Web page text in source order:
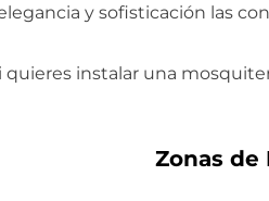
y sofisticación las
quieres instalar una
Zonas de